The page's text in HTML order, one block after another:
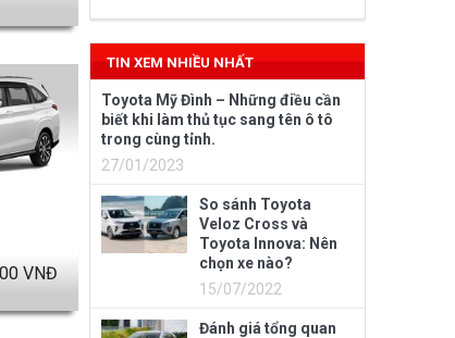
VNĐ
TIN XEM NHIỀU NHẤT
Toyota Mỹ Đình – Những điều cần
biết khi làm thủ tục sang tên ô tô
trong cùng tỉnh.
27/01/2023
So sánh Toyota
Veloz Cross và
Toyota Innova: Nên
chọn xe nào?
15/07/2022
Đánh giá tổng quan